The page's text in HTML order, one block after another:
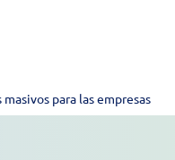
para las empresas